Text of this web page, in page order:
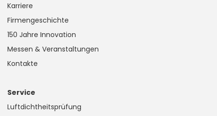
Karriere
Firmengeschichte
150 Jahre Innovation
Messen & Veranstaltungen
Kontakte
Service
Luftdichtheitsprüfung